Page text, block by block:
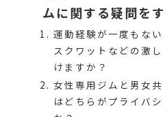
ムに関する疑問を
運動経験が一度もな
スクワットなどの激
けますか？
女性専用ジムと男女
はどちらがプライバ